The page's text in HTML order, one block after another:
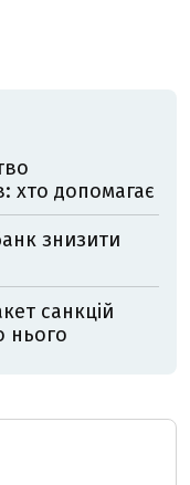
хто допомагає
знизити
санкцій
нього